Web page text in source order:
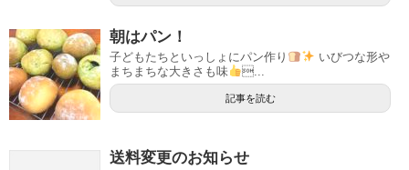
朝はパン！
子どもたちといっしょにパン作り
いびつな形や
まちまちな大きさも味
...
記事を読む
送料変更のお知らせ